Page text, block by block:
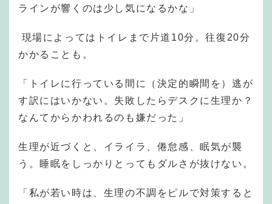
ラインが響くのは少し気になるかな」
現場によってはトイレまで片道10分。往復20分
かかることも。
「トイレに行っている間に（決定的瞬間を）逃が
す訳にはいかない。失敗したらデスクに生理か？
なんてからかわれるのも嫌だった」
生理が近づくと、イライラ、倦怠感、眠気が襲
う。睡眠をしっかりとってもダルさが抜けない。
「私が若い時は、生理の不調をピルで対策すると